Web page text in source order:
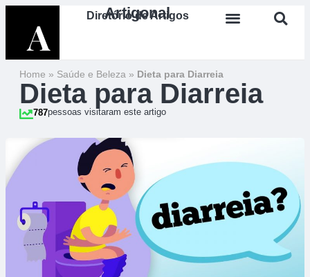
Artigonal
Diretório de Artigos
Home » Saúde e Beleza » Dieta para Diarreia
Dieta para Diarreia
787pessoas visitaram este artigo